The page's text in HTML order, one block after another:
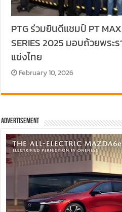
PTG ร่วมยินดีแชมป์ PT
SERIES 2025 มอบถ้วยพร
แข่งไทย
February 10, 2026
Advertisement